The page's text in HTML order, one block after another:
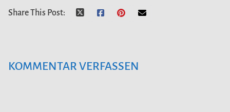
Share This Post:
KOMMENTAR VERFASSEN